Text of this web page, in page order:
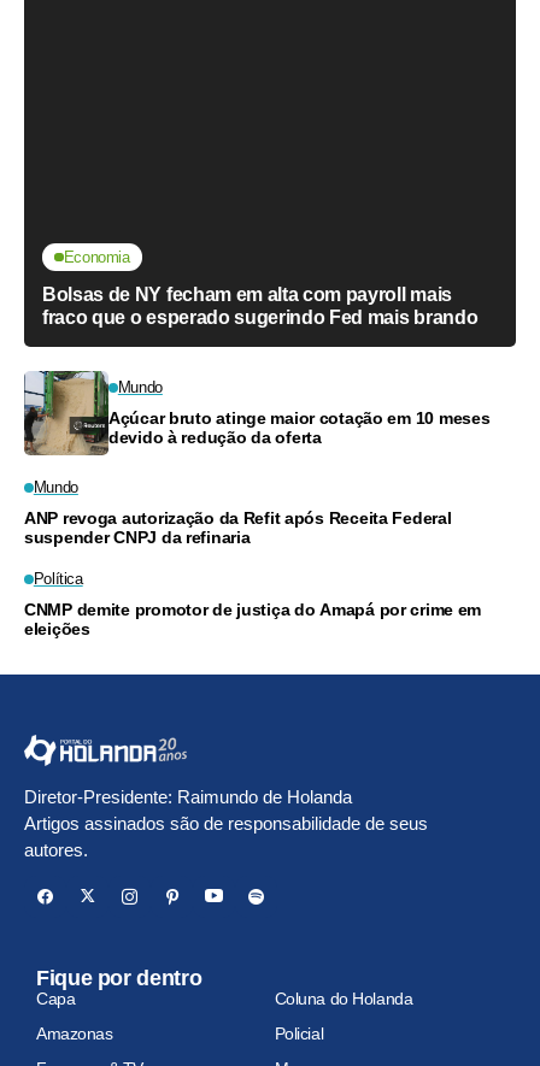
Economia
Bolsas de NY fecham em alta com payroll mais
fraco que o esperado sugerindo Fed mais brando
Mundo
Açúcar bruto atinge maior cotação em 10 meses
devido à redução da oferta
Mundo
ANP revoga autorização da Refit após Receita Federal
suspender CNPJ da refinaria
Política
CNMP demite promotor de justiça do Amapá por crime em
eleições
Diretor-Presidente: Raimundo de Holanda
Artigos assinados são de responsabilidade de seus
autores.
Fique por dentro
Capa
Coluna do Holanda
Amazonas
Policial